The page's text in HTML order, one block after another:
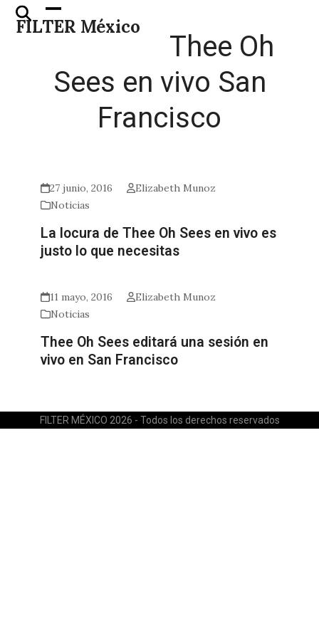
Skip
FILTER México
Open
mobile
Close
mobile
Thee Oh
Sees en vivo San
Francisco
27 junio, 2016
Elizabeth Munoz
Noticias
La locura de Thee Oh Sees en vivo es
justo lo que necesitas
11 mayo, 2016
Elizabeth Munoz
Noticias
Thee Oh Sees editará una sesión en
vivo en San Francisco
FILTER MÉXICO 2026 - Todos los derechos reservados